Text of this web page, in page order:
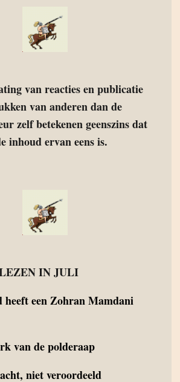
van reacties en publicatie
van anderen dan de
zelf betekenen geenszins dat
inhoud ervan eens is.
IN JULI
heeft een Zohran Mamdani
van de polderaap
niet veroordeeld